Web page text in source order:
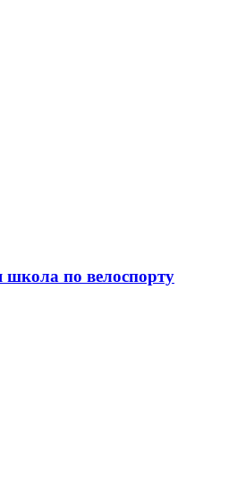
школа по велоспорту